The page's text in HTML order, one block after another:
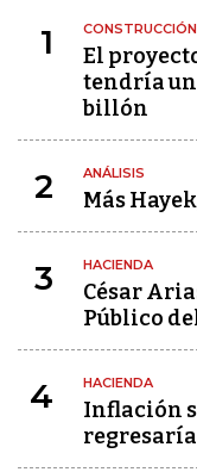
1 CONSTRUCCIÓN
El
tendría
billón
2 ANÁLISIS
Más
3 HACIENDA
César
Público
4 HACIENDA
Inflación